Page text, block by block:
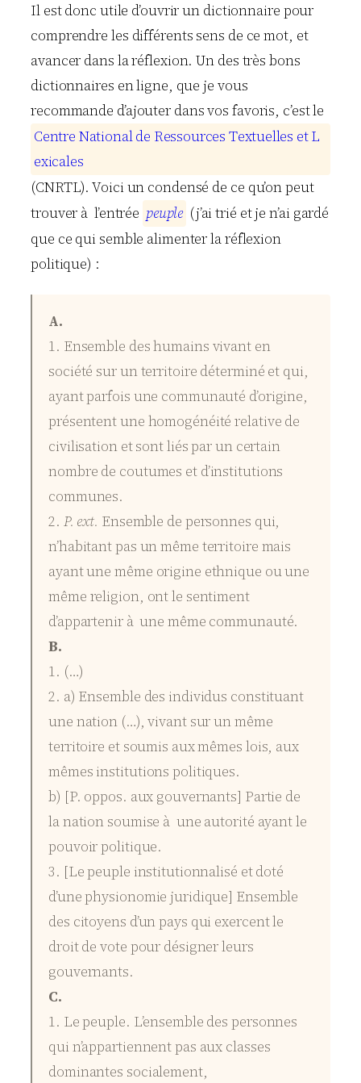
Il est donc utile d’ouvrir un dictionnaire pour
comprendre les différents sens de ce mot, et
avancer dans la réflexion. Un des très bons
dictionnaires en ligne, que je vous
recommande d’ajouter dans vos favoris, c’est le
Centre Nationalde Ressources Textuelles etL
exicales
(CNRTL). Voici un condensé de ce qu’on peut
trouver à l’entrée peuple (j’ai trié et je n’ai gardé
que ce qui semble alimenter la réflexion
politique) :
A.
1. Ensemble des humains vivant en
société sur un territoire déterminé et qui,
ayant parfois une communauté d’origine,
présentent une homogénéité relative de
civilisation et sont liés par un certain
nombre de coutumes et d’institutions
communes.
2. P. ext. Ensemble de personnes qui,
n’habitant pas un même territoire mais
ayant une même origine ethnique ou une
même religion, ont le sentiment
d’appartenir à une même communauté.
B.
1. (…)
2. a) Ensemble des individus constituant
une nation (…), vivant sur un même
territoire et soumis aux mêmes lois, aux
mêmes institutions politiques.
b) [P. oppos. aux gouvernants] Partie de
la nation soumise à une autorité ayant le
pouvoir politique.
3. [Le peuple institutionnalisé et doté
d’une physionomie juridique] Ensemble
des citoyens d’un pays qui exercent le
droit de vote pour désigner leurs
gouvernants.
C.
1. Le peuple. L’ensemble des personnes
qui n’appartiennent pas aux classes
dominantes socialement,